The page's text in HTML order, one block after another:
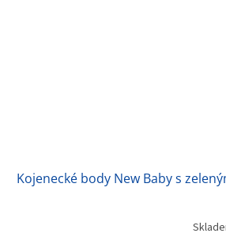
Kojenecké body New Baby s